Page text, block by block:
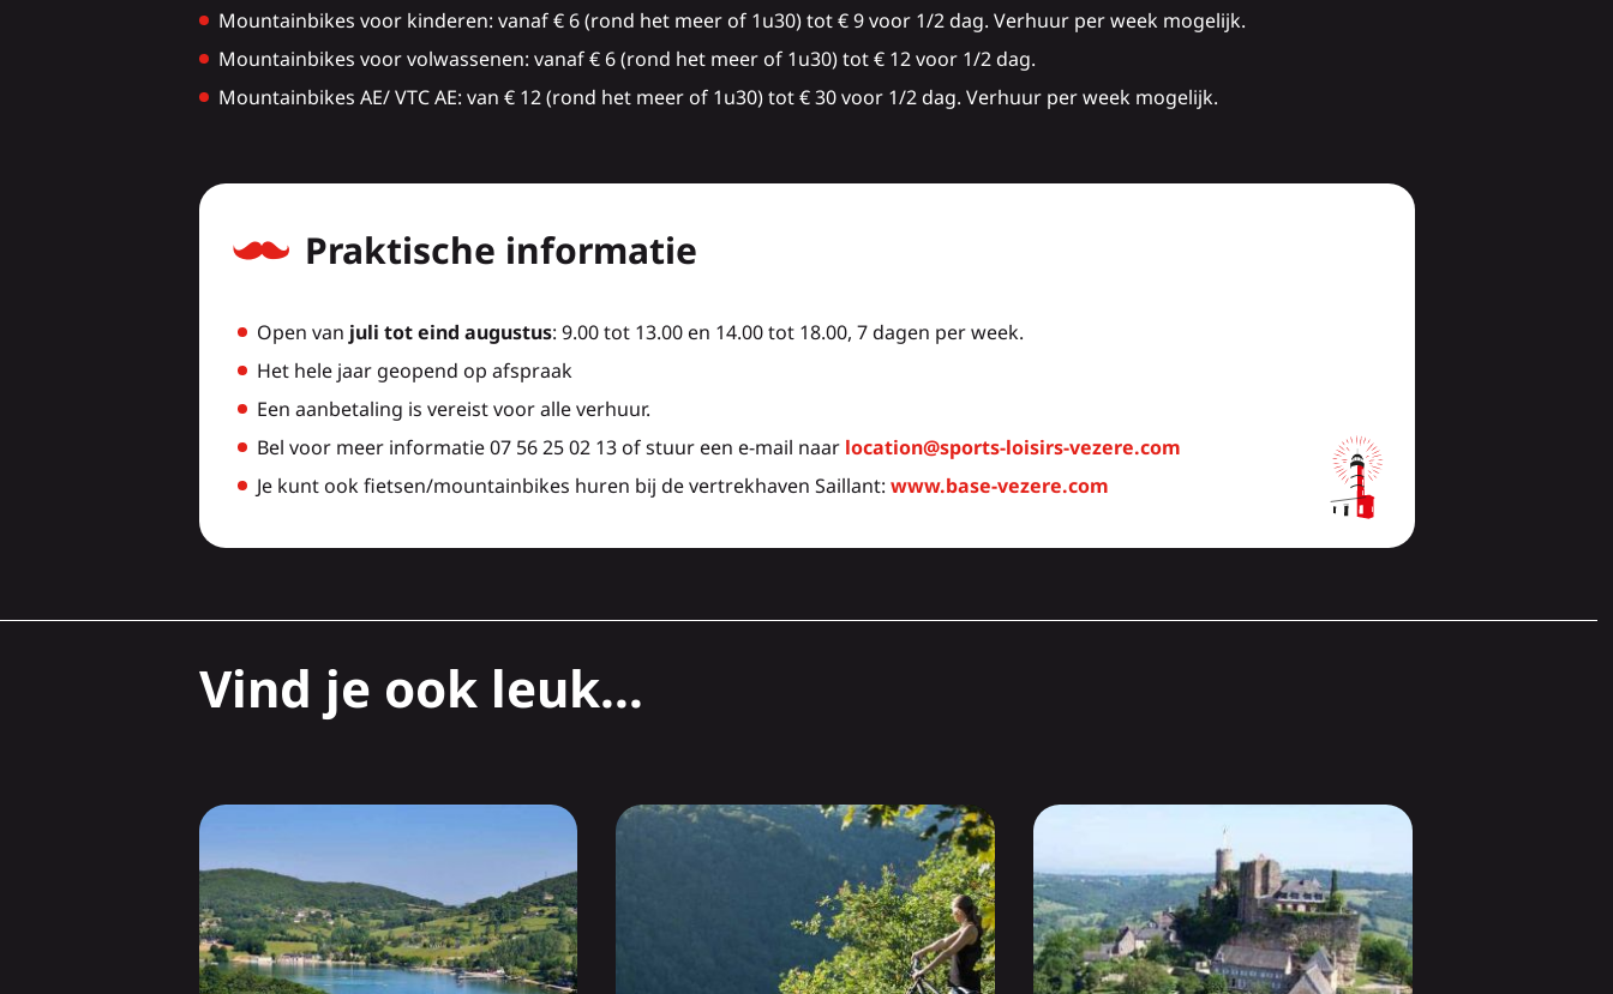
Mountainbikes voor kinderen: vanaf € 6 (rond het meer of 1u30) tot € 9 voor 1/2 dag. Verhuur per week mogelijk.
Mountainbikes voor volwassenen: vanaf € 6 (rond het meer of 1u30) tot € 12 voor 1/2 dag.
Mountainbikes AE/ VTC AE: van € 12 (rond het meer of 1u30) tot € 30 voor 1/2 dag. Verhuur per week mogelijk.
Praktische informatie
Open van juli tot eind augustus: 9.00 tot 13.00 en 14.00 tot 18.00, 7 dagen per week.
Het hele jaar geopend op afspraak
Een aanbetaling is vereist voor alle verhuur.
Bel voor meer informatie 07 56 25 02 13 of stuur een e-mail naar location@sports-loisirs-vezere.com
Je kunt ook fietsen/mountainbikes huren bij de vertrekhaven Saillant: www.base-vezere.com
Vind je ook leuk...